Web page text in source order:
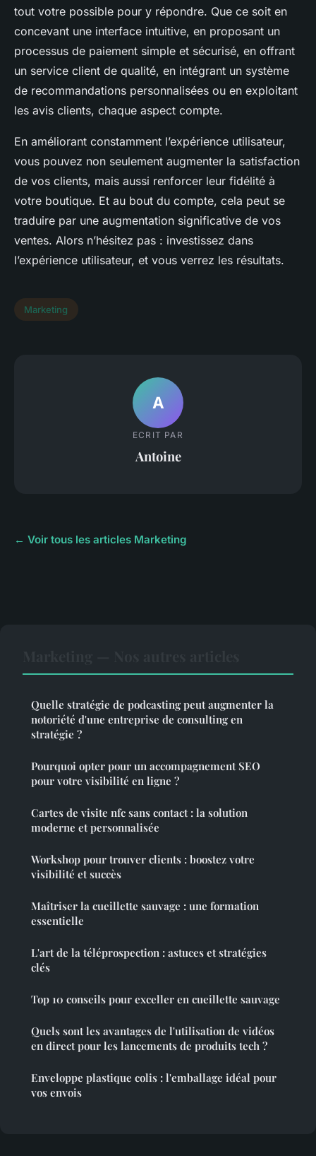
tout votre possible pour y répondre. Que ce soit en
concevant une interface intuitive, en proposant un
processus de paiement simple et sécurisé, en offrant
un service client de qualité, en intégrant un système
de recommandations personnalisées ou en exploitant
les avis clients, chaque aspect compte.
En améliorant constamment l’expérience utilisateur,
vous pouvez non seulement augmenter la satisfaction
de vos clients, mais aussi renforcer leur fidélité à
votre boutique. Et au bout du compte, cela peut se
traduire par une augmentation significative de vos
ventes. Alors n’hésitez pas : investissez dans
l’expérience utilisateur, et vous verrez les résultats.
Marketing
A
ECRIT PAR
Antoine
← Voir tous les articles Marketing
Quelle stratégie de podcasting peut augmenter la
notoriété d'une entreprise de consulting en
stratégie ?
Pourquoi opter pour un accompagnement SEO
pour votre visibilité en ligne ?
Cartes de visite nfc sans contact : la solution
moderne et personnalisée
Workshop pour trouver clients : boostez votre
visibilité et succès
Maîtriser la cueillette sauvage : une formation
essentielle
L'art de la téléprospection : astuces et stratégies
clés
Top 10 conseils pour exceller en cueillette sauvage
Quels sont les avantages de l'utilisation de vidéos
en direct pour les lancements de produits tech ?
Enveloppe plastique colis : l'emballage idéal pour
vos envois